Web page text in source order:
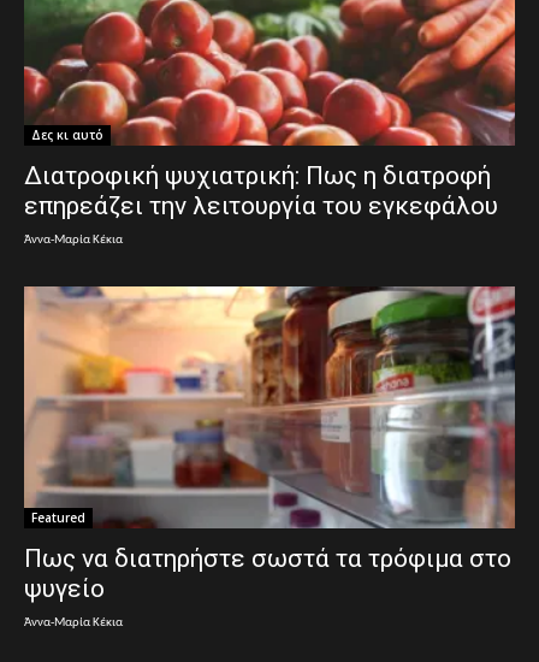
Δες κι αυτό
Διατροφική ψυχιατρική: Πως η διατροφή
επηρεάζει την λειτουργία του εγκεφάλου
Άννα-Μαρία Κέκια
Featured
Πως να διατηρήστε σωστά τα τρόφιμα στο
ψυγείο
Άννα-Μαρία Κέκια